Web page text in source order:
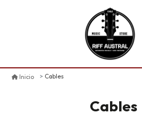
Inicio Cables
Cables